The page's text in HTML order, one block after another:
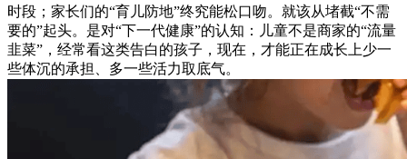
时段；家长们的“育儿防地”终究能松口吻。就该从堵截“不需
要的”起头。是对“下一代健康”的认知：儿童不是商家的“流量
韭菜”，经常看这类告白的孩子，现在，才能正在成长上少一
些体沉的承担、多一些活力取底气。